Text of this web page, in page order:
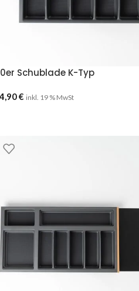
Schublade K-Typ
€ inkl. 19 % MwSt